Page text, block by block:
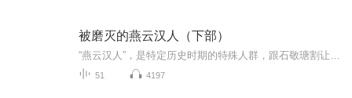
被磨灭的燕云汉人（下部）
51 4197